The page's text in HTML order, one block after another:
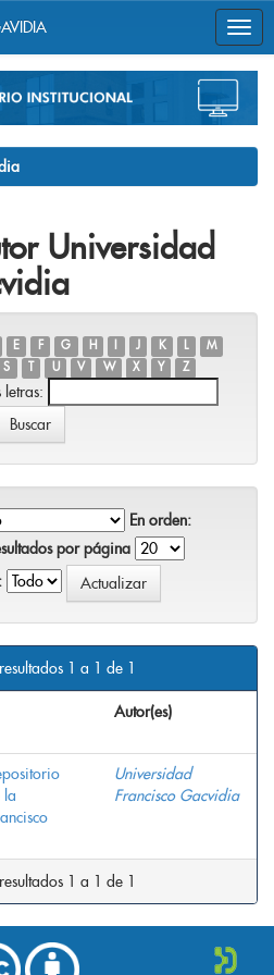
Universidad
E F G H J K L
M
S U V W X Y Z
En orden:
por página
1 a 1 de 1
Autor(es)
la
Universidad
Francisco Gacvidia
1 a 1 de 1